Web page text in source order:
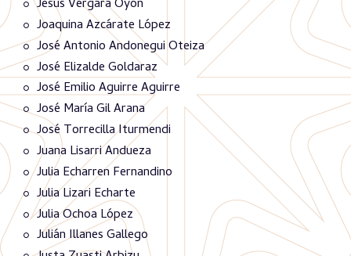
Jesús Vergara Oyón
Joaquina Azcárate López
José Antonio Andonegui Oteiza
José Elizalde Goldaraz
José Emilio Aguirre Aguirre
José María Gil Arana
José Torrecilla Iturmendi
Juana Lisarri Andueza
Julia Echarren Fernandino
Julia Lizari Echarte
Julia Ochoa López
Julián Illanes Gallego